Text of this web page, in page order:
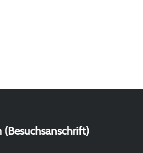
(Besuchsanschrift)